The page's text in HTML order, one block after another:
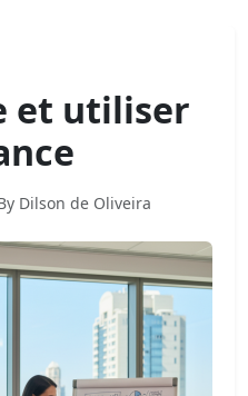
et utiliser
Dilson de Oliveira